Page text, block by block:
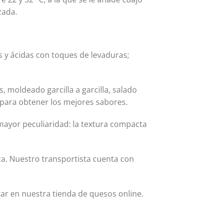
ácidas con toques de levaduras;
moldeado garcilla a garcilla, salado
obtener los mejores sabores.
peculiaridad: la textura compacta
Nuestro transportista cuenta con
en nuestra tienda de quesos online.